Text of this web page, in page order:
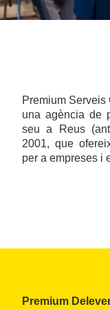
Premium Serveis
una agència de
seu a Reus
2001, que
per a empreses i
Premium